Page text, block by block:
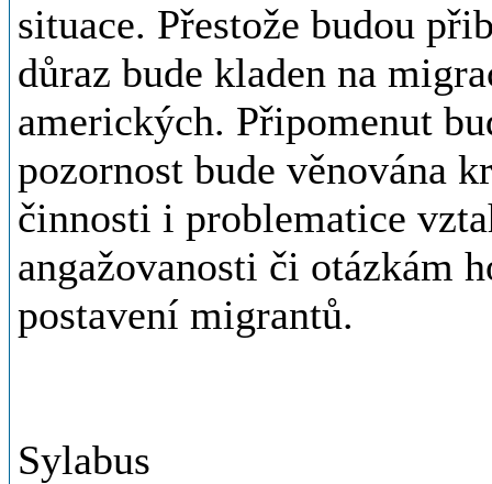
situace. Přestože budou
důraz bude kladen na
amerických. Připomenut
pozornost bude věnována
činnosti i problematice
angažovanosti či otázkám
postavení migrantů.
Sylabus